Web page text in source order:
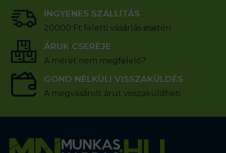
INGYENES SZÁLLÍTÁS
20000 Ft feletti vásárlás esetén
ÁRUK CSERÉJE
A méret nem megfelelő?
GOND NÉLKÜLI VISSZAKÜLDÉS
A megvásárolt árut visszaküldheti